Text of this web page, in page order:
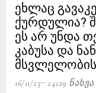
ეხლაც
ქურდულია?
ეს არ უნდა
კაბუსა და
16/11/23 24129 Ნახვა